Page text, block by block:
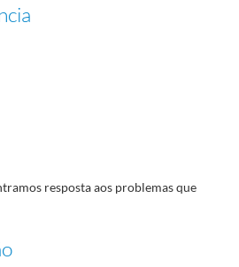
resposta aos problemas que